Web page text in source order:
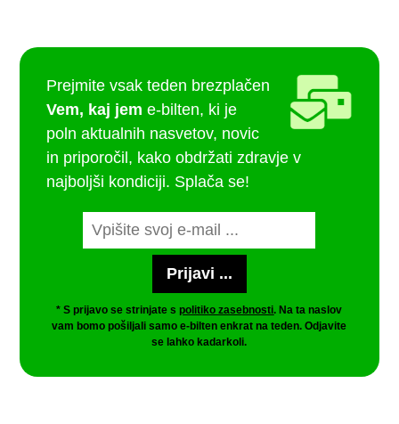
Prejmite vsak teden brezplačen
Vem, kaj jem e-bilten, ki je
poln aktualnih nasvetov, novic
in priporočil, kako obdržati zdravje v
najboljši kondiciji. Splača se!
* S prijavo se strinjate spolitiko zasebnosti. Na ta naslov
vam bomo pošiljali samo e-bilten enkrat na teden. Odjavite
se lahko kadarkoli.